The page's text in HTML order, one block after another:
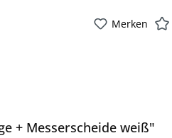
Merken
+ Messerscheide weiß"